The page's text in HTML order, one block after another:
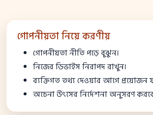
গোপনীয়তা নিয়ে করণীয়
গোপনীয়তা নীতি পড়ে বুঝুন।
নিজের ডিভাইস নিরাপদ রাখুন।
ব্যক্তিগত তথ্য দেওয়ার আগে প্রয়োজন
অচেনা উৎসের নির্দেশনা অনুসরণ